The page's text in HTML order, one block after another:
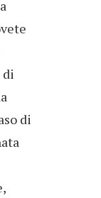
di
di